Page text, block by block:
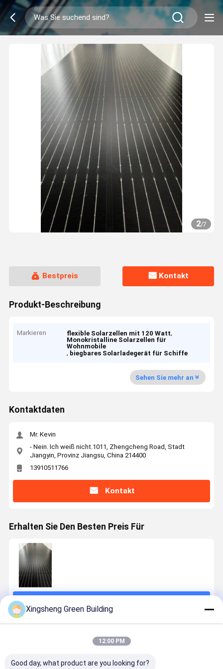
2/7
Bestpreis Kontakt
Produkt-Beschreibung
Markieren flexible Solarzellen mit 120 Watt,
Monokristalline Solarzellen für
Wohnmobile
, biegbares Solarladegerät für Schiffe
Sehen Sie mehr an
Kontaktdaten
Mr. Kevin
- Nein. Ich weiß nicht.1011, Zhengcheng Road, Stadt
Jiangyin, Provinz Jiangsu, China 214400
13910511766
Kontakt
Erhalten Sie Den Besten Preis Für
Empfohlene Produkte
Xingsheng Green Building
12:00 PM
Good day, what product are you looking for?